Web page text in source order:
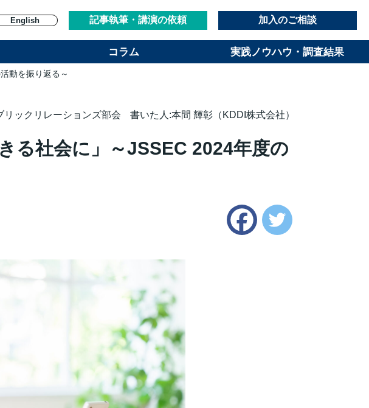
English 記事執筆・講演の依頼 加入のご相談
コラム 実践ノウハウ・調査結果
動を振り返る～
リックリレーションズ部会 書いた人:本間 輝彰（KDDI株式会社）
る社会に」～JSSEC 2024年度の
Facebook